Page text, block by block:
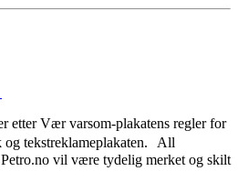
etter Vær varsom-plakatens regler for
og tekstreklameplakaten. All
vil være tydelig merket og skilt